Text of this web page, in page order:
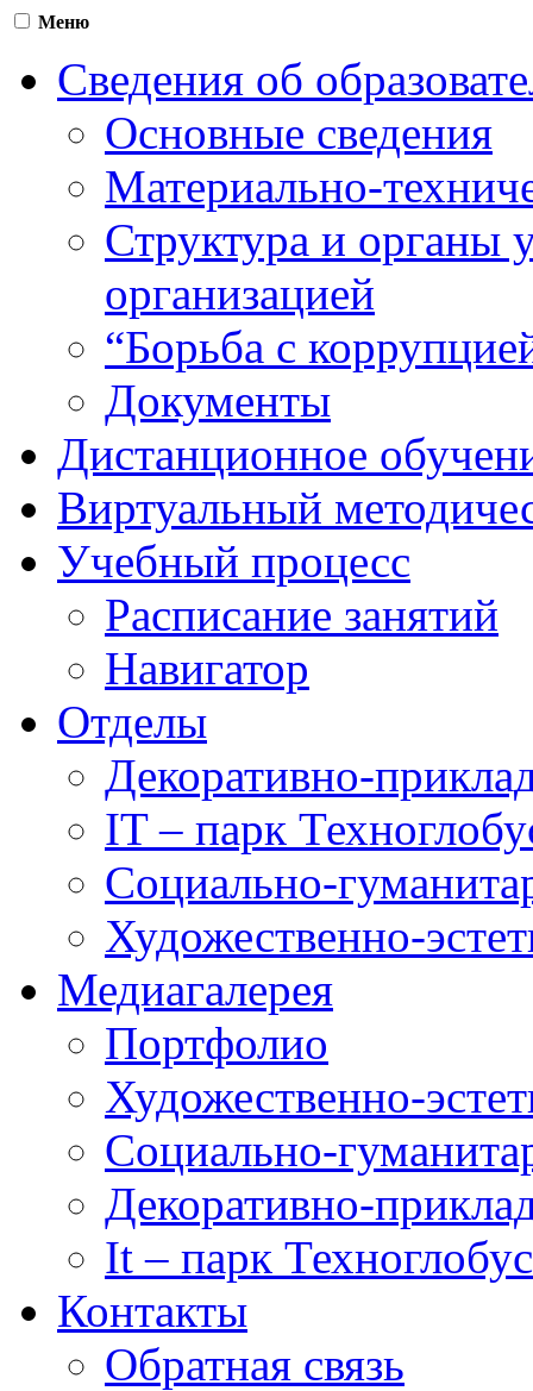
Меню
Сведения об
Основные сведения
Материально-
Структура и органы
организацией
“Борьба с
Документы
Дистанционное
Виртуальный
Учебный процесс
Расписание занятий
Навигатор
Отделы
Декоративно-
IT – парк
Социально-
Художественно-
Медиагалерея
Портфолио
Художественно-
Социально-
Декоративно-
It – парк Техноглобус
Контакты
Обратная связь